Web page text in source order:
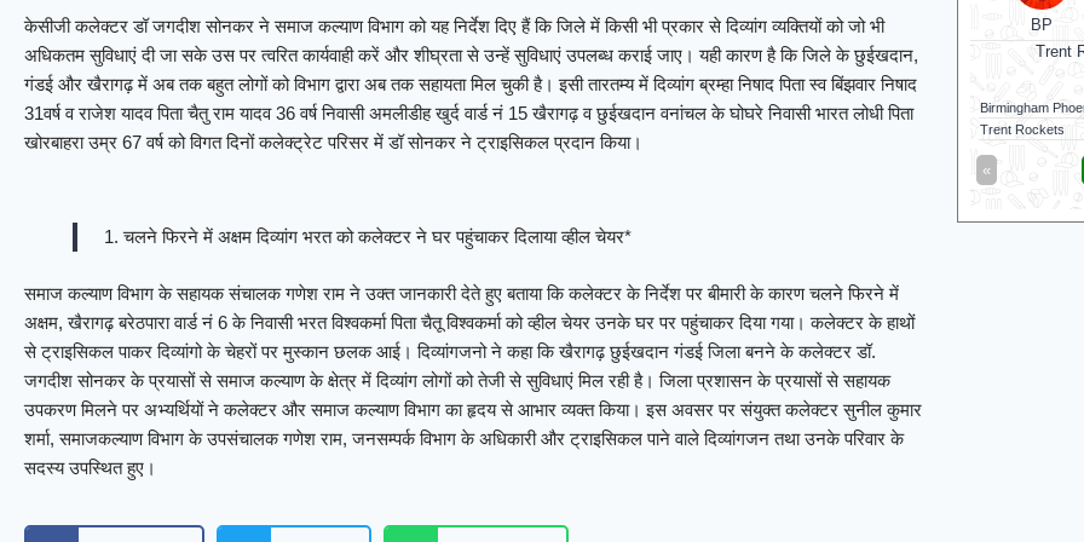
केसीजी कलेक्टर डॉ जगदीश सोनकर ने समाज कल्याण विभाग को यह निर्देश दिए हैं कि जिले में किसी भी प्रकार से दिव्यांग व्यक्तियों को जो भी
अधिकतम सुविधाएं दी जा सके उस पर त्वरित कार्यवाही करें और शीघ्रता से उन्हें सुविधाएं उपलब्ध कराई जाए। यही कारण है कि जिले के छुईखदान,
गंडई और खैरागढ़ में अब तक बहुत लोगों को विभाग द्वारा अब तक सहायता मिल चुकी है। इसी तारतम्य में दिव्यांग ब्रम्हा निषाद पिता स्व बिंझवार निषाद
31वर्ष व राजेश यादव पिता चैतु राम यादव 36 वर्ष निवासी अमलीडीह खुर्द वार्ड नं 15 खैरागढ़ व छुईखदान वनांचल के घोघरे निवासी भारत लोधी पिता
खोरबाहरा उम्र 67 वर्ष को विगत दिनों कलेक्ट्रेट परिसर में डॉ सोनकर ने ट्राइसिकल प्रदान किया।
चलने फिरने में अक्षम दिव्यांग भरत को कलेक्टर ने घर पहुंचाकर दिलाया व्हील चेयर*
समाज कल्याण विभाग के सहायक संचालक गणेश राम ने उक्त जानकारी देते हुए बताया कि कलेक्टर के निर्देश पर बीमारी के कारण चलने फिरने में
अक्षम, खैरागढ़ बरेठपारा वार्ड नं 6 के निवासी भरत विश्वकर्मा पिता चैतू विश्वकर्मा को व्हील चेयर उनके घर पर पहुंचाकर दिया गया। कलेक्टर के हाथों
से ट्राइसिकल पाकर दिव्यांगो के चेहरों पर मुस्कान छलक आई। दिव्यांगजनो ने कहा कि खैरागढ़ छुईखदान गंडई जिला बनने के कलेक्टर डॉ.
जगदीश सोनकर के प्रयासों से समाज कल्याण के क्षेत्र में दिव्यांग लोगों को तेजी से सुविधाएं मिल रही है। जिला प्रशासन के प्रयासों से सहायक
उपकरण मिलने पर अभ्यर्थियों ने कलेक्टर और समाज कल्याण विभाग का हृदय से आभार व्यक्त किया। इस अवसर पर संयुक्त कलेक्टर सुनील कुमार
शर्मा, समाजकल्याण विभाग के उपसंचालक गणेश राम, जनसम्पर्क विभाग के अधिकारी और ट्राइसिकल पाने वाले दिव्यांगजन तथा उनके परिवार के
सदस्य उपस्थित हुए।
BP
Trent
Birmingham
Trent Rockets
«